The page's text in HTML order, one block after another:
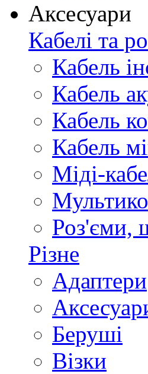
Аксесуари
Кабелі та
Кабель
Кабель
Кабель
Кабель
Міді-
Роз'єми,
Різне
Адаптери
Беруші
Візки